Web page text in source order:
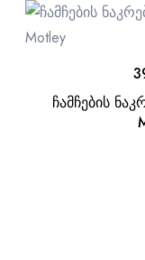
ჩამჩების